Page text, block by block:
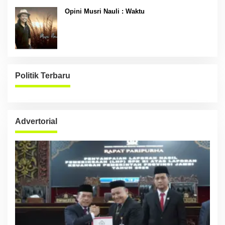
Opini Musri Nauli : Waktu
Politik Terbaru
Advertorial